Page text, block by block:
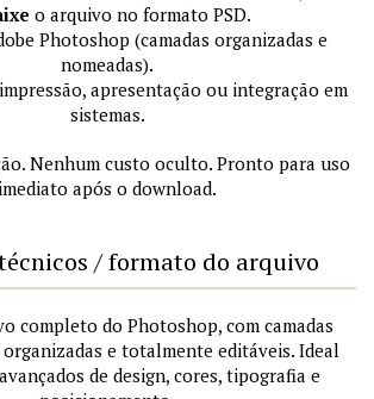
o arquivo no formato PSD.
Photoshop (camadas organizadas e
nomeadas).
apresentação ou integração em
sistemas.
Nenhum custo oculto. Pronto para uso
imediato após o download.
/ formato do arquivo
completo do Photoshop, com camadas
organizadas e totalmente editáveis. Ideal
de design, cores, tipografia e